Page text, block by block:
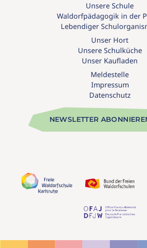
Unsere Schule
Waldorfpädagogik in der
Lebendiger
Unser Hort
Unsere Schulküche
Unser Kaufladen
Meldestelle
Impressum
Datenschutz
NEWSLETTER